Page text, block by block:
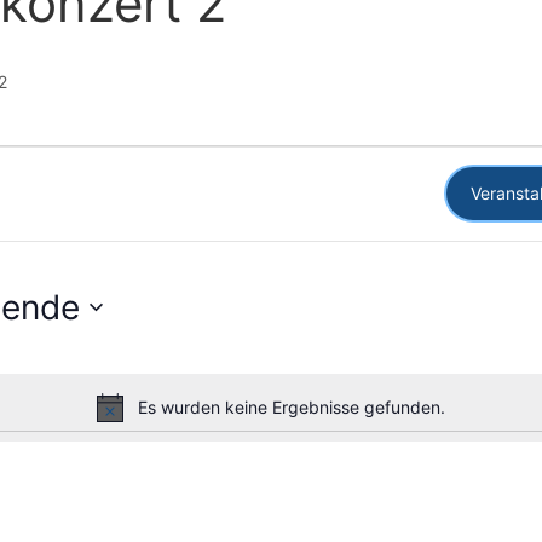
Hinweis
Es wurden keine Ergebnisse gefunden.